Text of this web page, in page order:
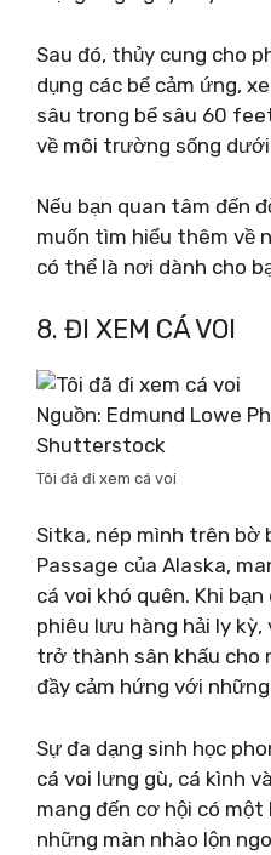
Sau đó, thủy cung cho
dụng các bể cảm ứng,
sâu trong bể sâu 60
về môi trường sống
Nếu bạn quan tâm đến
muốn tìm hiểu thêm về
có thể là nơi dành cho
8. ĐI XEM CÁ VOI
Nguồn: Edmund Lowe
Shutterstock
Tôi đã đi xem cá voi
Sitka, nép mình trên bờ
Passage của Alaska,
cá voi khó quên. Khi
phiêu lưu hàng hải ly
trở thành sân khấu cho
đầy cảm hứng với
Sự đa dạng sinh học
cá voi lưng gù, cá kình
mang đến cơ hội có một
những màn nhào lộn